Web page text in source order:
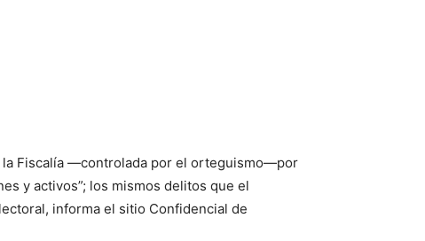
la Fiscalía —controlada por el orteguismo—por
y activos”; los mismos delitos que el
informa el sitio Confidencial de